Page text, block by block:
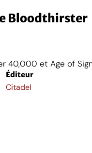
Bloodthirster
40,000 et Age of
Éditeur
Citadel